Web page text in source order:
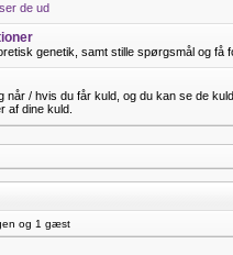
de ud
genetik, samt stille spørgsmål og få
/ hvis du får kuld, og du kan se de
af dine kuld.
og 1 gæst